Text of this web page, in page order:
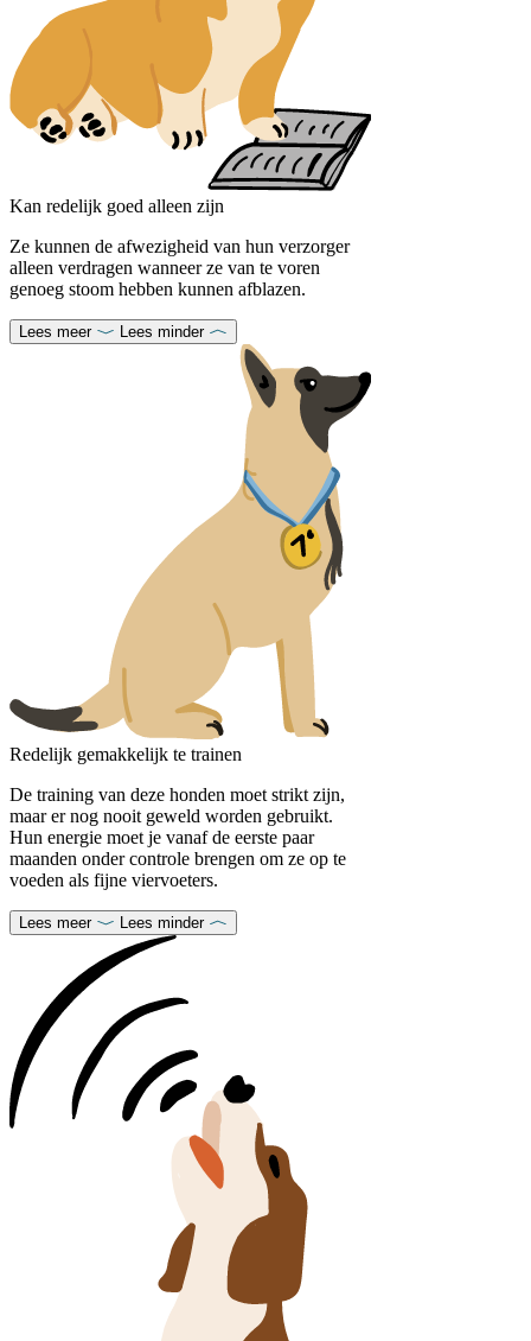
Kan redelijk goed alleen zijn
Ze kunnen de afwezigheid van hun verzorger
alleen verdragen wanneer ze van te voren
genoeg stoom hebben kunnen afblazen.
Lees meer Lees minder
Redelijk gemakkelijk te trainen
De training van deze honden moet strikt zijn,
maar er nog nooit geweld worden gebruikt.
Hun energie moet je vanaf de eerste paar
maanden onder controle brengen om ze op te
voeden als fijne viervoeters.
Lees meer Lees minder